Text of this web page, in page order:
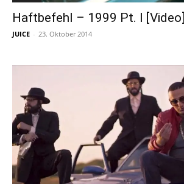
Haftbefehl – 1999 Pt. I [Video]
JUICE - 23. Oktober 2014